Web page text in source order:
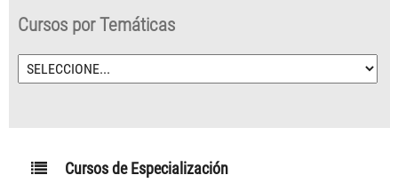
Cursos por Temáticas
Cursos de Especialización